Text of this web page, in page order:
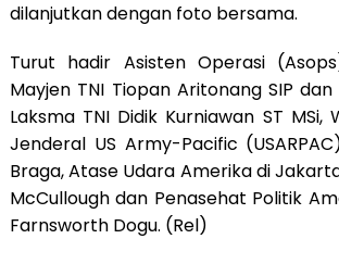
dilanjutkan dengan foto bersama.
Turut hadir Asisten Operasi
Mayjen TNI Tiopan Aritonang SIP dan
Laksma TNI Didik Kurniawan ST MSi,
Jenderal US Army-Pacific
Braga, Atase Udara Amerika di
McCullough dan Penasehat Politik
Farnsworth Dogu. (Rel)